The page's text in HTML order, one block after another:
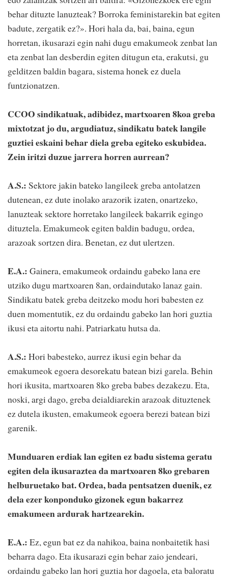
behar dituzte lanuzteak? Borroka feministarekin bat egiten
badute, zergatik ez?». Hori hala da, bai, baina, egun
horretan, ikusarazi egin nahi dugu emakumeok zenbat lan
eta zenbat lan desberdin egiten ditugun eta, erakutsi, gu
gelditzen baldin bagara, sistema honek ez duela
funtzionatzen.
CCOO sindikatuak, adibidez, martxoaren 8koa greba
mixtotzat jo du, argudiatuz, sindikatu batek langile
guztiei eskaini behar diela greba egiteko eskubidea.
Zein iritzi duzue jarrera horren aurrean?
A.S.: Sektore jakin bateko langileek greba antolatzen
dutenean, ez dute inolako arazorik izaten, onartzeko,
lanuzteak sektore horretako langileek bakarrik egingo
dituztela. Emakumeok egiten baldin badugu, ordea,
arazoak sortzen dira. Benetan, ez dut ulertzen.
E.A.: Gainera, emakumeok ordaindu gabeko lana ere
utziko dugu martxoaren 8an, ordaindutako lanaz gain.
Sindikatu batek greba deitzeko modu hori babesten ez
duen momentutik, ez du ordaindu gabeko lan hori guztia
ikusi eta aitortu nahi. Patriarkatu hutsa da.
A.S.: Hori babesteko, aurrez ikusi egin behar da
emakumeok egoera desorekatu batean bizi garela. Behin
hori ikusita, martxoaren 8ko greba babes dezakezu. Eta,
noski, argi dago, greba deialdiarekin arazoak dituztenek
ez dutela ikusten, emakumeok egoera berezi batean bizi
garenik.
Munduaren erdiak lan egiten ez badu sistema geratu
egiten dela ikusaraztea da martxoaren 8ko grebaren
helburuetako bat. Ordea, bada pentsatzen duenik, ez
dela ezer konponduko gizonek egun bakarrez
emakumeen ardurak hartzearekin.
E.A.: Ez, egun bat ez da nahikoa, baina nonbaitetik hasi
beharra dago. Eta ikusarazi egin behar zaio jendeari,
ordaindu gabeko lan hori guztia hor dagoela, eta baloratu